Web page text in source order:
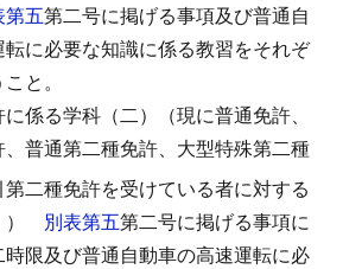
第五第二号に掲げる事項及び普通自
に必要な知識に係る教習をそれぞ
と。
係る学科（二）（現に普通免許、
普通第二種免許、大型特殊第二種
第二種免許を受けている者に対する
別表第五第二号に掲げる事項に
限及び普通自動車の高速運転に必